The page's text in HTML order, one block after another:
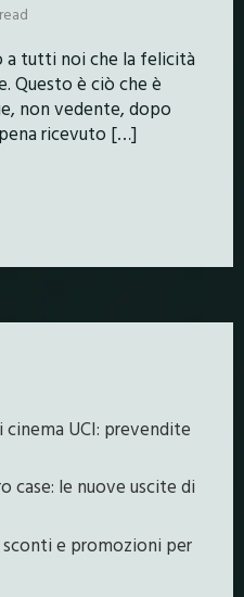
a tutti noi che la felicità
Questo è ciò che è
non vedente, dopo
ricevuto […]
UCI: prevendite
case: le nuove uscite di
sconti e promozioni per